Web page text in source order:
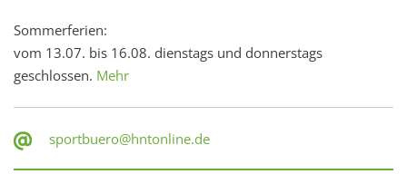
Sommerferien:
vom 13.07. bis 16.08. dienstags und donnerstags
geschlossen. Mehr
sportbuero@hntonline.de